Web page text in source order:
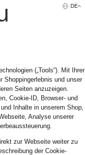
DE
(„Tools“). Mit Ihrer
Shoppingerlebnis und unser
Seiten anzuzeigen.
Cookie-ID, Browser- und
Inhalte in unserem Shop,
Analyse unserer
zur Webseite weiter zu
der Cookie-